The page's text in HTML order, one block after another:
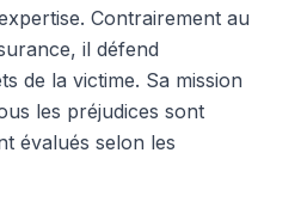
Contrairement au
il défend
de la victime. Sa mission
les préjudices sont
évalués selon les